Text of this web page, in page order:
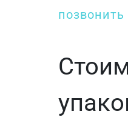
позвонить